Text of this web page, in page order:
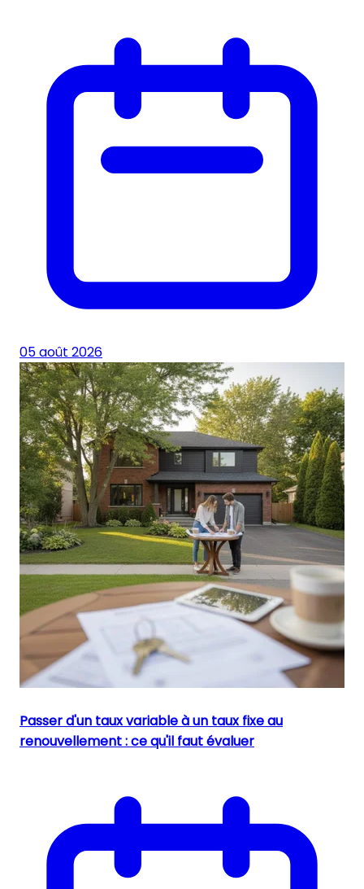
05 août 2026
Passer d'un taux variable à un taux fixe au
renouvellement : ce qu'il faut évaluer